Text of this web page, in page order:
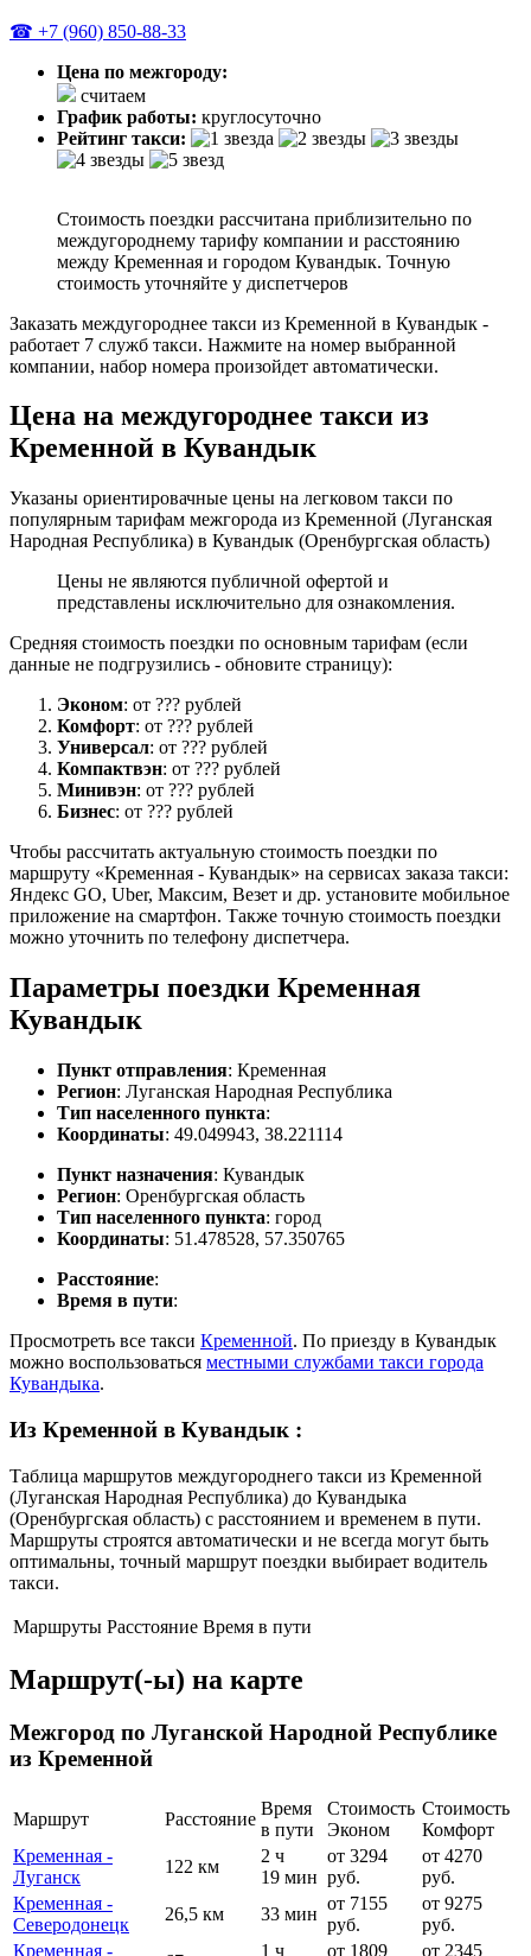
☎ +7 (960) 850-88-33
Цена по межгороду:
считаем
График работы: круглосуточно
Рейтинг такси:
Стоимость поездки рассчитана приблизительно по
междугороднему тарифу компании и расстоянию
между Кременная и городом Кувандык. Точную
стоимость уточняйте у диспетчеров
Заказать междугороднее такси из Кременной в Кувандык -
работает 7 служб такси. Нажмите на номер выбранной
компании, набор номера произойдет автоматически.
Цена на междугороднее такси из
Кременной в Кувандык
Указаны ориентировачные цены на легковом такси по
популярным тарифам межгорода из Кременной (Луганская
Народная Республика) в Кувандык (Оренбургская область)
Цены не являются публичной офертой и
представлены исключительно для ознакомления.
Средняя стоимость поездки по основным тарифам (если
данные не подгрузились - обновите страницу):
Эконом: от ??? рублей
Комфорт: от ??? рублей
Универсал: от ??? рублей
Компактвэн: от ??? рублей
Минивэн: от ??? рублей
Бизнес: от ??? рублей
Чтобы рассчитать актуальную стоимость поездки по
маршруту «Кременная - Кувандык» на сервисах заказа такси:
Яндекс GO, Uber, Максим, Везет и др. установите мобильное
приложение на смартфон. Также точную стоимость поездки
можно уточнить по телефону диспетчера.
Параметры поездки Кременная
Кувандык
Пункт отправления: Кременная
Регион: Луганская Народная Республика
Тип населенного пункта:
Координаты: 49.049943, 38.221114
Пункт назначения: Кувандык
Регион: Оренбургская область
Тип населенного пункта: город
Координаты: 51.478528, 57.350765
Расстояние:
Время в пути:
Просмотреть все такси Кременной. По приезду в Кувандык
можно воспользоваться местными службами такси города
Кувандыка.
Из Кременной в Кувандык :
Таблица маршрутов междугороднего такси из Кременной
(Луганская Народная Республика) до Кувандыка
(Оренбургская область) с расстоянием и временем в пути.
Маршруты строятся автоматически и не всегда могут быть
оптимальны, точный маршрут поездки выбирает водитель
такси.
Маршруты Расстояние Время в пути
Маршрут(-ы) на карте
Межгород по Луганской Народной Республике
из Кременной
Маршрут Расстояние
Время
в пути
Стоимость
Эконом
Стоимость
Комфорт
Кременная -
Луганск
122 км
2 ч
19 мин
от 3294
руб.
от 4270
руб.
Кременная -
Северодонецк
26,5 км 33 мин
от 7155
руб.
от 9275
руб.
Кременная -
1 ч от 1809 от 2345